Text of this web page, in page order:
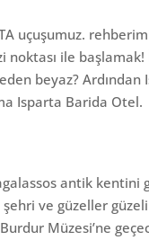
uçuşumuz.
ile başlamak!
beyaz? Ardından
Isparta Barida Otel.
antik kentini
şehri ve güzeller
Müzesi’ne